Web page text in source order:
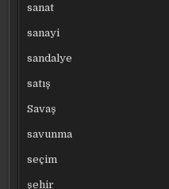
sanat
sanayi
sandalye
satış
Savaş
savunma
seçim
şehir